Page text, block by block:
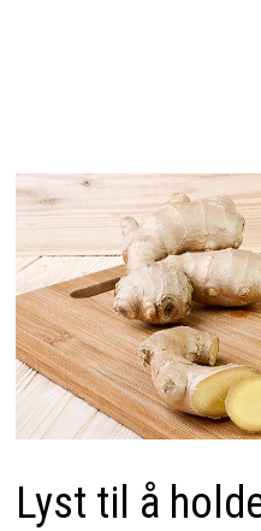
Lyst til å